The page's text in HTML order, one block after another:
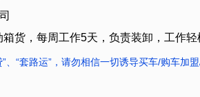
箱货，每周工作5天，负责装卸，工作
、“套路运”，请勿相信一切诱导买车/购车加